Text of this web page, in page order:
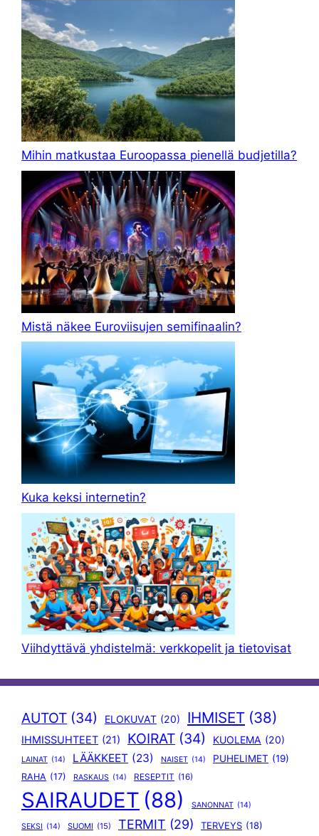
Mihin matkustaa Euroopassa pienellä budjetilla?
Mistä näkee Euroviisujen semifinaalin?
Kuka keksi internetin?
Viihdyttävä yhdistelmä: verkkopelit ja tietovisat
AUTOT (34) ELOKUVAT (20) IHMISET (38)
IHMISSUHTEET (21) KOIRAT (34) KUOLEMA (20)
LAINAT (14) LÄÄKKEET (23) NAISET (14) PUHELIMET (19)
RAHA (17) RASKAUS (14) RESEPTIT (16)
SAIRAUDET (88) SANONNAT (14)
SEKSI (14) SUOMI (15) TERMIT (29) TERVEYS (18)